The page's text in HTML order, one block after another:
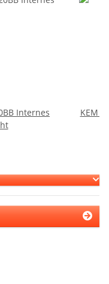
Internes
KEM